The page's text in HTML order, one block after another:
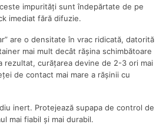
impurități sunt îndepărtate de pe
imediat fără difuzie.
are o densitate în vrac ridicată, datorită
mai mult decât rășina schimbătoare
rezultat, curățarea devine de 2-3 ori mai
de contact mai mare a rășinii cu
inert. Protejează supapa de control de
mai fiabil și mai durabil.